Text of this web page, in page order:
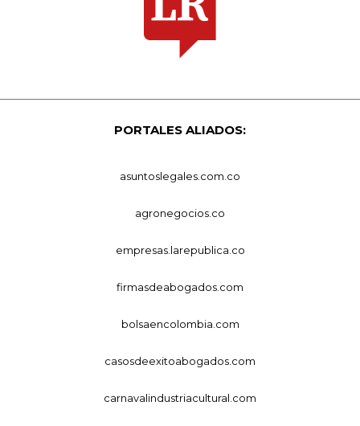
PORTALES ALIADOS:
asuntoslegales.com.co
agronegocios.co
empresas.larepublica.co
firmasdeabogados.com
bolsaencolombia.com
casosdeexitoabogados.com
carnavalindustriacultural.com